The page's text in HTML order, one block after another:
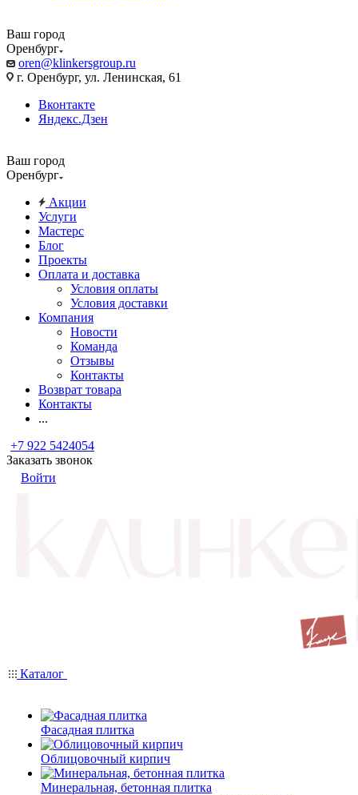
Ваш город
Оренбург
oren@klinkersgroup.ru
г. Оренбург, ул. Ленинская, 61
Вконтакте
Яндекс.Дзен
Ваш город
Оренбург
Акции
Услуги
Мастерс
Блог
Проекты
Оплата и доставка
Условия оплаты
Условия доставки
Компания
Новости
Команда
Отзывы
Контакты
Возврат товара
Контакты
...
+7 922 5424054
Заказать звонок
Войти
Каталог
Фасадная плитка
Облицовочный кирпич
Минеральная, бетонная плитка